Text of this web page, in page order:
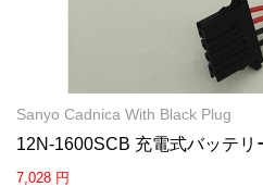
Sanyo Cadnica With Black Plug
12N-1600SCB 充電式バッテリ
7,028 円